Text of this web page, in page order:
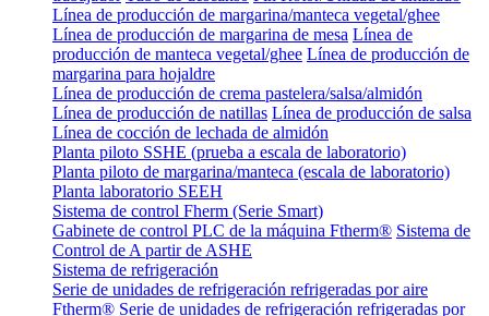
Línea de producción de margarina/manteca vegetal/ghee
Línea de producción de margarina de mesa Línea de
producción de manteca vegetal/ghee Línea de producción de
margarina para hojaldre
Línea de producción de crema pastelera/salsa/almidón
Línea de producción de natillas Línea de producción de salsa
Línea de cocción de lechada de almidón
Planta piloto SSHE (prueba a escala de laboratorio)
Planta piloto de margarina/manteca (escala de laboratorio)
Planta laboratorio SEEH
Sistema de control Fherm (Serie Smart)
Gabinete de control PLC de la máquina Ftherm® Sistema de
Control de A partir de ASHE
Sistema de refrigeración
Serie de unidades de refrigeración refrigeradas por aire
Ftherm® Serie de unidades de refrigeración refrigeradas por